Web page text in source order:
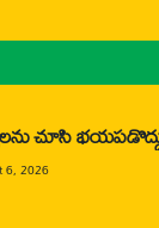
చూసి
6, 2026